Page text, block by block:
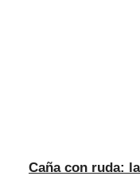
Caña con ruda: